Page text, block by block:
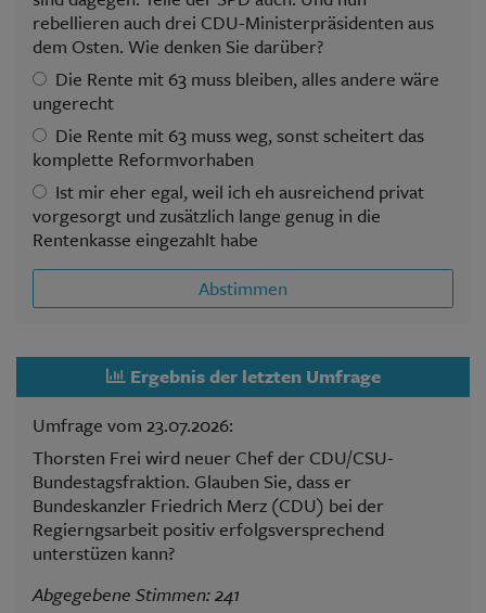
rebellieren auch drei CDU-Ministerpräsidenten aus
dem Osten. Wie denken Sie darüber?
Die Rente mit 63 muss bleiben, alles andere wäre
ungerecht
Die Rente mit 63 muss weg, sonst scheitert das
komplette Reformvorhaben
Ist mir eher egal, weil ich eh ausreichend privat
vorgesorgt und zusätzlich lange genug in die
Rentenkasse eingezahlt habe
Abstimmen
Ergebnis der letzten Umfrage
Umfrage vom 23.07.2026:
Thorsten Frei wird neuer Chef der CDU/CSU-
Bundestagsfraktion. Glauben Sie, dass er
Bundeskanzler Friedrich Merz (CDU) bei der
Regierngsarbeit positiv erfolgsversprechend
unterstüzen kann?
Abgegebene Stimmen: 241